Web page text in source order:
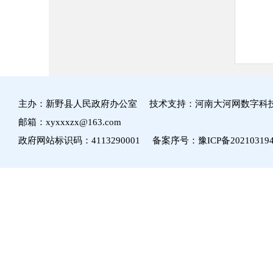
主办：新野县人民政府办公室 技术支持：河南大河网数字科
邮箱：xyxxxzx@163.com
政府网站标识码：4113290001 备案序号： 豫ICP备